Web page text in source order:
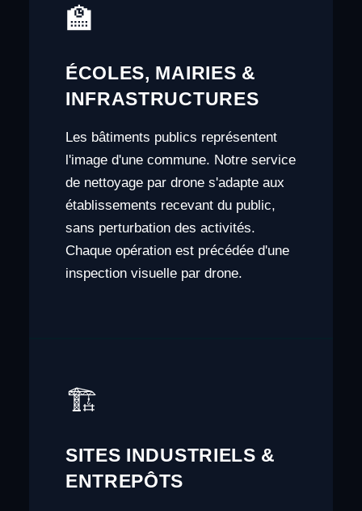
🏫
ÉCOLES, MAIRIES &
INFRASTRUCTURES
Les bâtiments publics représentent
l'image d'une commune. Notre service
de nettoyage par drone s'adapte aux
établissements recevant du public,
sans perturbation des activités.
Chaque opération est précédée d'une
inspection visuelle par drone.
🏗️
SITES INDUSTRIELS &
ENTREPÔTS